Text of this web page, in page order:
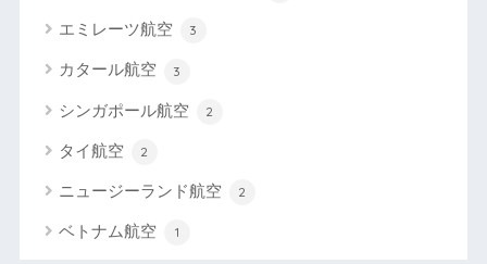
エミレーツ航空 3
カタール航空 3
シンガポール航空 2
タイ航空 2
ニュージーランド航空 2
ベトナム航空 1